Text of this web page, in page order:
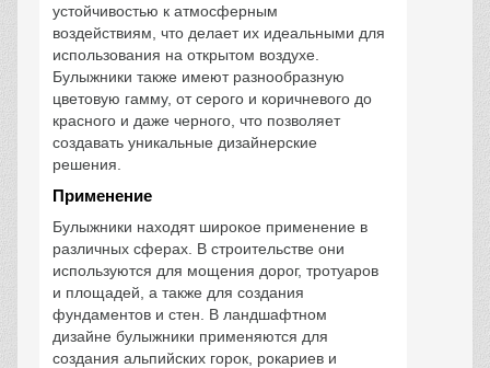
устойчивостью к атмосферным
воздействиям, что делает их идеальными для
использования на открытом воздухе.
Булыжники также имеют разнообразную
цветовую гамму, от серого и коричневого до
красного и даже черного, что позволяет
создавать уникальные дизайнерские
решения.
Применение
Булыжники находят широкое применение в
различных сферах. В строительстве они
используются для мощения дорог, тротуаров
и площадей, а также для создания
фундаментов и стен. В ландшафтном
дизайне булыжники применяются для
создания альпийских горок, рокариев и